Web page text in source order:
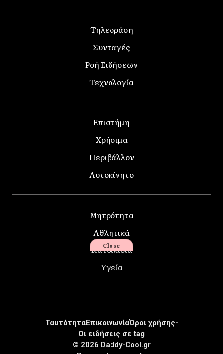
Τηλεοράση
Συνταγές
Ροή Ειδήσεων
Τεχνολογία
Επιστήμη
Χρήσιμα
Περιβάλλον
Αυτοκίνητο
Μητρότητα
Αθλητικά
Κατοικίδια
Υγεία
© 2026 Daddy-Cool.gr
ΤαυτότηταΕπικοινωνίαΌροι χρήσης-
Οι ειδήσεις σε tag
Close